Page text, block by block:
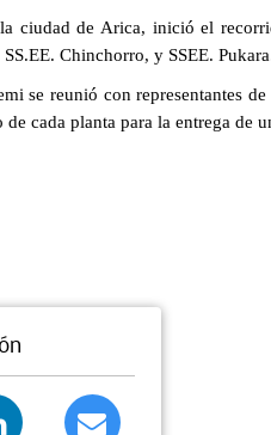
ciudad de Arica, inició el
Chinchorro, y SSEE.
se reunió con representantes
cada planta para la entrega de